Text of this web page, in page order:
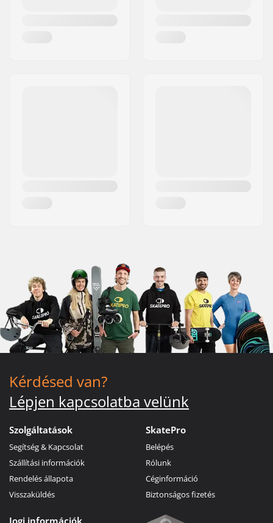
Kérdésed van?
Lépjen kapcsolatba velünk
Szolgáltatások
Segítség & Kapcsolat
Szállítási információk
Rendelés állapota
Visszaküldés
SkatePro
Belépés
Rólunk
Céginformáció
Biztonságos fizetés
Jogi információk